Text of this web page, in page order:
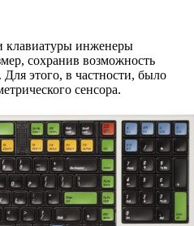
клавиатуры инженеры
сохранив возможность
этого, в частности, было
сенсора.